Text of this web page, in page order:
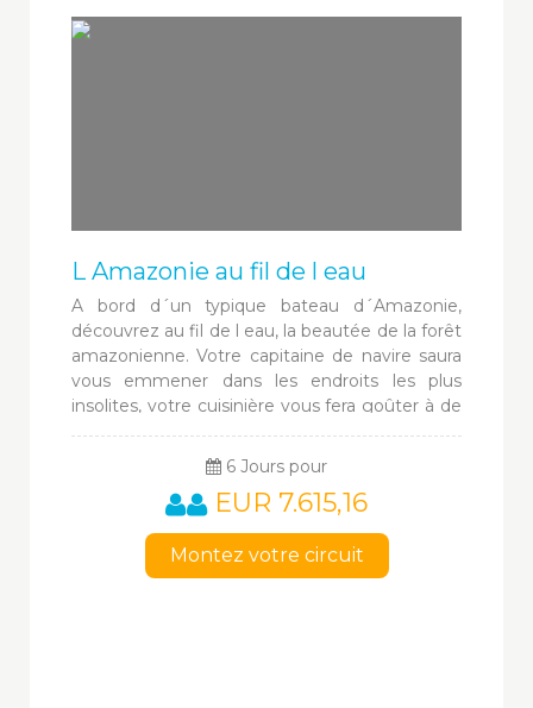
L Amazonie au fil de l eau
A bord d´un typique bateau d´Amazonie,
découvrez au fil de l eau, la beautée de la forêt
amazonienne. Votre capitaine de navire saura
vous emmener dans les endroits les plus
insolites, votre cuisinière vous fera goûter à de
toutes nouvelles saveurs, sans oublier votre
guide et sa connaissance approfondie de la
6 Jours pour
EUR 7.615,16
Montez votre circuit